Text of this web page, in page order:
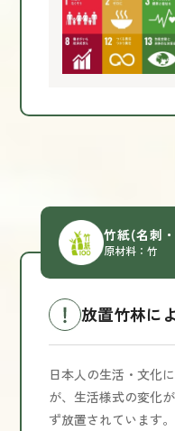
竹紙(名刺
原材料：竹
放置竹林に
日本人の生活・文化
が、生活様式の変化
ず放置されています